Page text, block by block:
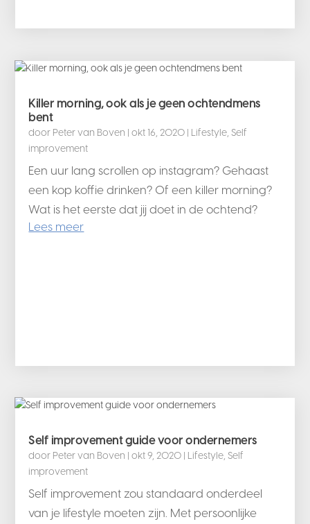
Killer morning, ook als je geen ochtendmens
bent
door Peter van Boven |okt 16, 2020 | Lifestyle, Self
improvement
Een uur lang scrollen op instagram? Gehaast
een kop koffie drinken? Of een killer morning?
Wat is het eerste dat jij doet in de ochtend?
Lees meer
Self improvement guide voor ondernemers
door Peter van Boven |okt 9, 2020 | Lifestyle, Self
improvement
Self improvement zou standaard onderdeel
van je lifestyle moeten zijn. Met persoonlijke